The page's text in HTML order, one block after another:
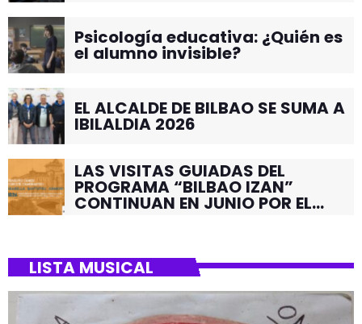
Psicología educativa: ¿Quién es
el alumno invisible?
EL ALCALDE DE BILBAO SE SUMA A
IBILALDIA 2026
LAS VISITAS GUIADAS DEL
PROGRAMA “BILBAO IZAN”
CONTINUAN EN JUNIO POR EL
LISTA MUSICAL